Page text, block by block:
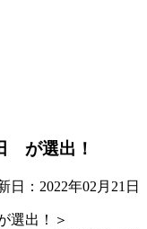
が選出！
日：2022年02月21日
選出！＞